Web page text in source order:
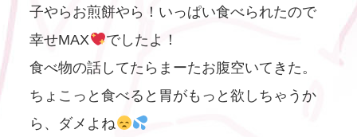
子やらお煎餅やら！いっぱい食べられたので
幸せMAX
でしたよ！
食べ物の話してたらまーたお腹空いてきた。
ちょこっと食べると胃がもっと欲しちゃうか
ら、ダメよね